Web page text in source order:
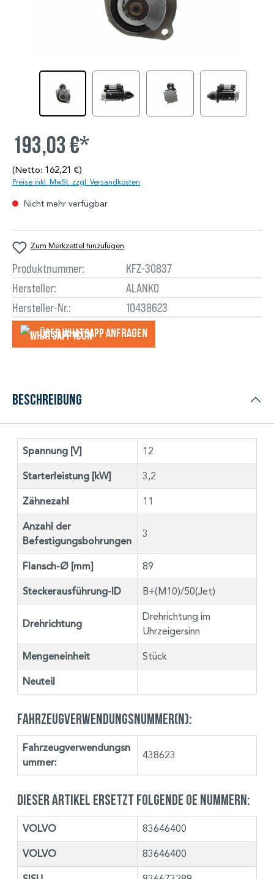
193,03 €*
(Netto: 162,21 €)
Preise inkl. MwSt. zzgl. Versandkosten
Nicht mehr verfügbar
Zum Merkzettel hinzufügen
Produktnummer:
KFZ-30837
Hersteller:
ALANKO
Hersteller-Nr.:
10438623
Über WhatsApp anfragеn
Beschreibung
Spannung [V] 12
Starterleistung [kW] 3,2
Zähnezahl 11
Anzahl der
Befestigungsbohrungen
3
Flansch-Ø [mm] 89
Steckerausführung-ID B+(M10)/50(Jet)
Drehrichtung
Drehrichtung im
Uhrzeigersinn
Mengeneinheit Stück
Neuteil
Fahrzeugverwendungsnummer(n):
Fahrzeugverwendungsn
ummer:
438623
Dieser Artikel ersetzt folgende OE Nummern:
VOLVO 83646400
VOLVO 83646400